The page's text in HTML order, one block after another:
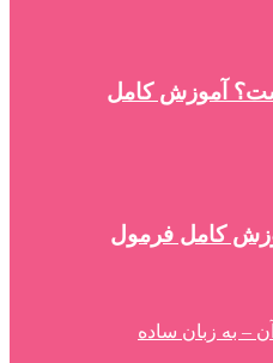
آموزش کامل
کامل فرمول